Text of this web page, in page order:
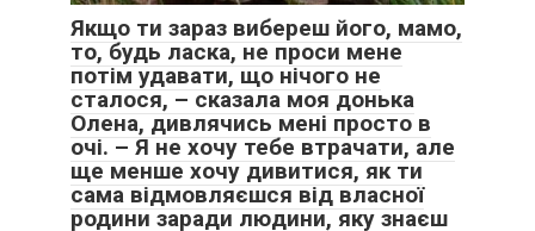
Якщо ти зараз вибереш його, мамо,
то, будь ласка, не проси мене
потім удавати, що нічого не
сталося, – сказала моя донька
Олена, дивлячись мені просто в
очі. – Я не хочу тебе втрачати, але
ще менше хочу дивитися, як ти
сама відмовляєшся від власної
родини заради людини, яку знаєш